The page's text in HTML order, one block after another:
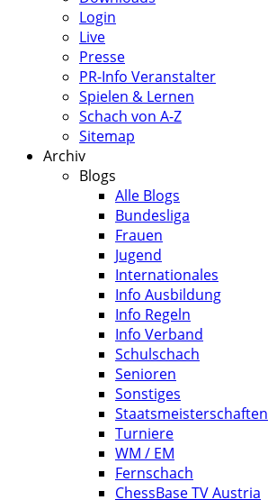
Login
Live
Presse
PR-Info Veranstalter
Spielen & Lernen
Schach von A-Z
Sitemap
Archiv
Blogs
Alle Blogs
Bundesliga
Frauen
Jugend
Internationales
Info Ausbildung
Info Regeln
Info Verband
Schulschach
Senioren
Sonstiges
Staatsmeisterschaften
Turniere
WM / EM
Fernschach
ChessBase TV Austria